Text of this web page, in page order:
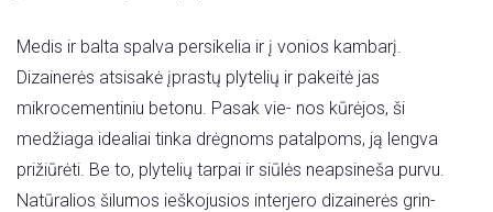
Medis ir balta spalva persikelia ir į vonios kambarį.
Dizainerės atsisakė įprastų plytelių ir pakeitė jas
mikrocementiniu betonu. Pasak vie- nos kūrėjos, ši
medžiaga idealiai tinka drėgnoms patalpoms, ją lengva
prižiūrėti. Be to, plytelių tarpai ir siūlės neapsineša purvu.
Natūralios šilumos ieškojusios interjero dizainerės grin-